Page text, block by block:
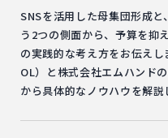
SNSを活用した母集団形成
う2つの側面から、予算を抑
の実践的な考え方をお伝え
OL）と株式会社エムハンド
から具体的なノウハウを解